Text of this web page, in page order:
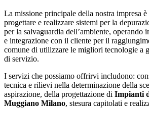
La missione principale della nostra impresa
progettare e realizzare sistemi per la
per la salvaguardia dell’ambiente, operando
e integrazione con il cliente per il
comune di utilizzare le migliori tecnologie a
di servizio.
I servizi che possiamo offrirvi includono:
tecnica e rilievi nella determinazione della
aspirazione, della progettazione di Impianti
Muggiano Milano, stesura capitolati e